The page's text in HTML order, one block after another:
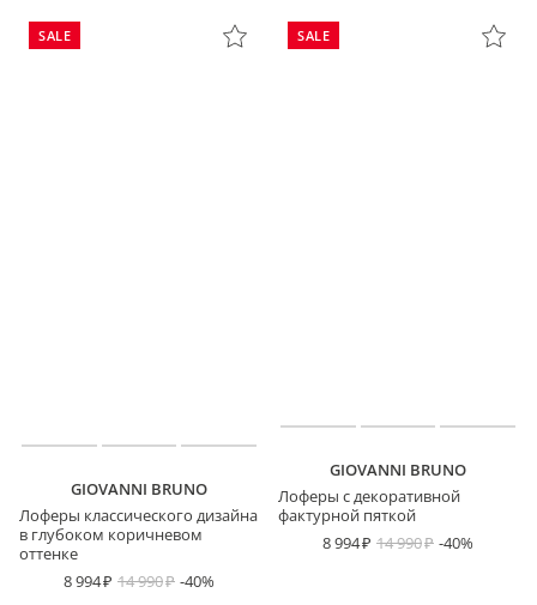
SALE
GIOVANNI BRUNO
Лоферы классического дизайна
в глубоком коричневом
оттенке
8 994
14 990 -40%
SALE
GIOVANNI BRUNO
Лоферы с декоративной
фактурной пяткой
8 994
14 990 -40%